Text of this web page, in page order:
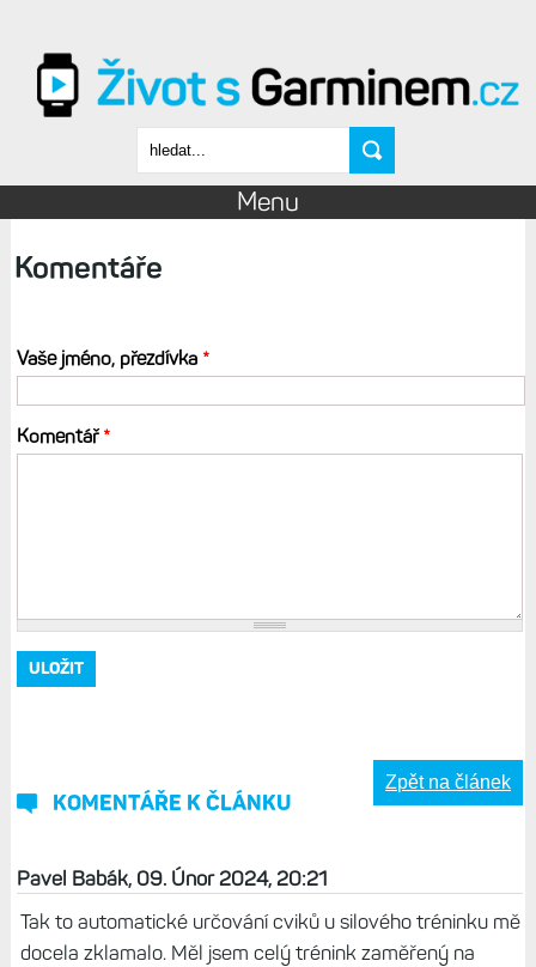
Vyhledávání
Menu
Komentáře
Vaše jméno, přezdívka *
Komentář*
KOMENTÁŘE K ČLÁNKU
Zpět na článek
Pavel Babák, 09. Únor 2024, 20:21
Tak to automatické určování cviků u silového tréninku mě
docela zklamalo. Měl jsem celý trénink zaměřený na